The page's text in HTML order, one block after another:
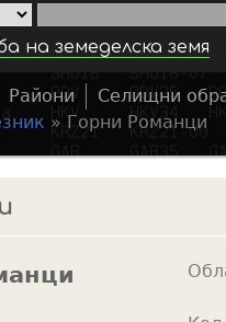
на земеделска земя
Райони Селищни
» Горни Романци